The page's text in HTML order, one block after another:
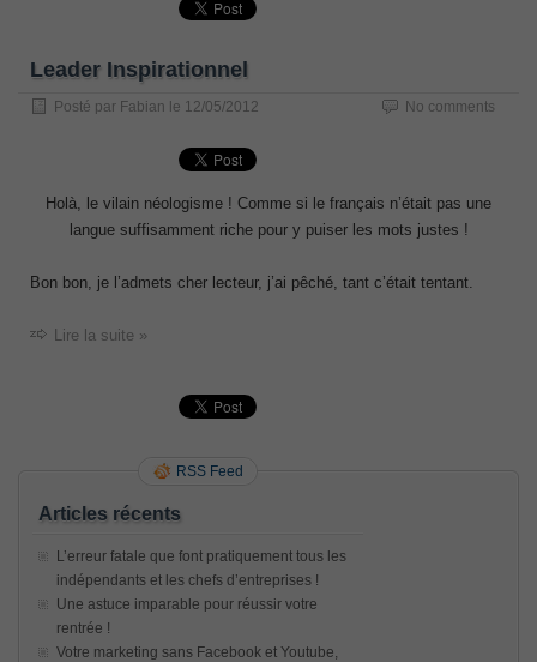
Leader Inspirationnel
Posté par Fabian le 12/05/2012 No comments
Holà, le vilain néologisme ! Comme si le français n’était pas une
langue suffisamment riche pour y puiser les mots justes !
Bon bon, je l’admets cher lecteur, j’ai pêché, tant c’était tentant.
Lire la suite »
RSS Feed
Articles récents
L’erreur fatale que font pratiquement tous les
indépendants et les chefs d’entreprises !
Une astuce imparable pour réussir votre
rentrée !
Votre marketing sans Facebook et Youtube,